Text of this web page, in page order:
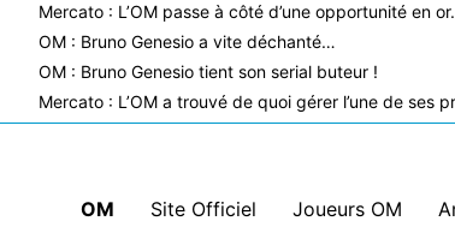
Mercato : L’OM passe à côté d’une opportunité en
OM : Bruno Genesio a vite déchanté…
OM : Bruno Genesio tient son serial buteur !
Mercato : L’OM a trouvé de quoi gérer l’une de ses
OM Site Officiel Joueurs OM